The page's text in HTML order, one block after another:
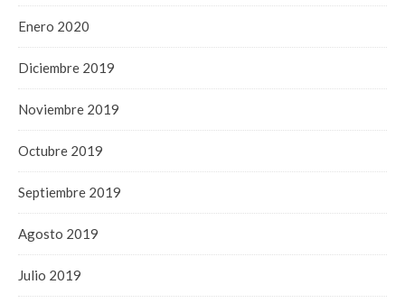
Enero 2020
Diciembre 2019
Noviembre 2019
Octubre 2019
Septiembre 2019
Agosto 2019
Julio 2019